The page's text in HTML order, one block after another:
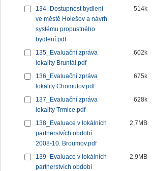
134_Dostupnost bydlení
ve městě Holešov a návrh
systému propustného
bydlení.pdf
514k
135_Evaluační zpráva
lokality Bruntál.pdf
602k
136_Evaluační zpráva
lokality Chomutov.pdf
675k
137_Evaluační zpráva
lokality Trmice.pdf
628k
138_Evaluace v lokálních
partnerstvích období
2008-10. Broumov.pdf
2,7MB
139_Evaluace v lokálních
partnerstvích období
2,9MB